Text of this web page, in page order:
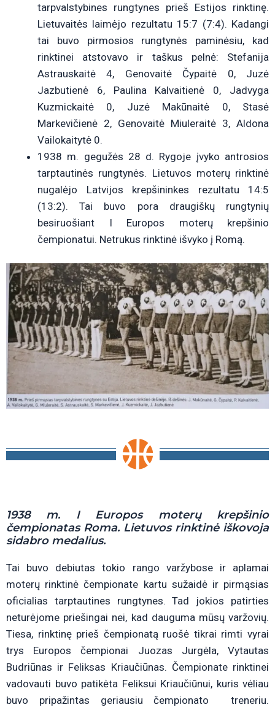
tarpvalstybines rungtynes prieš Estijos rinktinę.
Lietuvaitės laimėjo rezultatu 15:7 (7:4). Kadangi
tai buvo pirmosios rungtynės paminėsiu, kad
rinktinei atstovavo ir taškus pelnė: Stefanija
Astrauskaitė 4, Genovaitė Čypaitė 0, Juzė
Jazbutienė 6, Paulina Kalvaitienė 0, Jadvyga
Kuzmickaitė 0, Juzė Makūnaitė 0, Stasė
Markevičienė 2, Genovaitė Miuleraitė 3, Aldona
Vailokaitytė 0.
1938 m. gegužės 28 d. Rygoje įvyko antrosios
tarptautinės rungtynės. Lietuvos moterų rinktinė
nugalėjo Latvijos krepšininkes rezultatu 14:5
(13:2). Tai buvo pora draugiškų rungtynių
besiruošiant I Europos moterų krepšinio
čempionatui. Netrukus rinktinė išvyko į Romą.
1938 m. I Europos moterų krepšinio
čempionatas Roma. Lietuvos rinktinė iškovoja
sidabro medalius.
Tai buvo debiutas tokio rango varžybose ir aplamai
moterų rinktinė čempionate kartu sužaidė ir pirmąsias
oficialias tarptautines rungtynes. Tad jokios patirties
neturėjome priešingai nei, kad dauguma mūsų varžovių.
Tiesa, rinktinę prieš čempionatą ruošė tikrai rimti vyrai
trys Europos čempionai Juozas Jurgėla, Vytautas
Budriūnas ir Feliksas Kriaučiūnas. Čempionate rinktinei
vadovauti buvo patikėta Feliksui Kriaučiūnui, kuris vėliau
buvo pripažintas geriausiu čempionato treneriu.